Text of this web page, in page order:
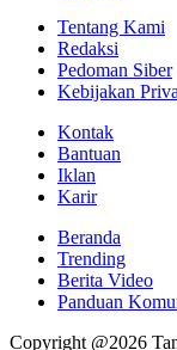
Tentang Kami
Redaksi
Pedoman Siber
Kebijakan
Kontak
Bantuan
Iklan
Karir
Beranda
Trending
Berita Video
Panduan
Copyright @2026